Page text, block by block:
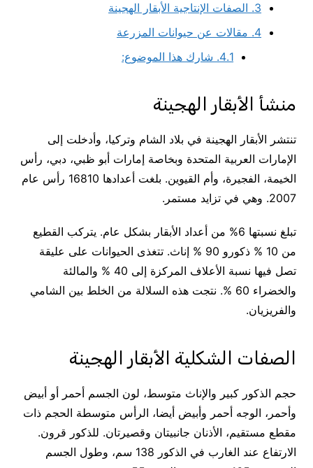
3. الصفات الإنتاجية الأبقار الهجينة
4. مقالات عن حيوانات المزرعة
4.1. شارك هذا الموضوع:
منشأ الأبقار الهجينة
تنتشر الأبقار الهجينة في بلاد الشام وتركيا، وأدخلت إلى
الإمارات العربية المتحدة وبخاصة إمارات أبو ظبي، دبي، رأس
الخيمة، الفجيرة، وأم القيوين. بلغت أعدادها 16810 رأس عام
2007. وهي في تزايد مستمر.
تبلغ نسبتها 6% من أعداد الأبقار بشكل عام. يتركب القطيع
من 10 % ذكورو 90 % إناث. تتغذى الحيوانات على عليقة
تصل فيها نسبة الأعلاف المركزة إلى 40 % والمالئة
والخضراء 60 %. نتجت هذه السلالة من الخلط بين الشامي
والفريزيان.
الصفات الشكلية الأبقار الهجينة
حجم الذكور كبير والإناث متوسط، لون الجسم أحمر أو أبيض
وأحمر، الوجه أحمر وأبيض أيضا، الرأس متوسطة الحجم ذات
مقطع مستقيم، الأذنان جانبيتان وقصيرتان. للذكور قرون.
الارتفاع عند الغارب في الذكور 138 سم، وطول الجسم